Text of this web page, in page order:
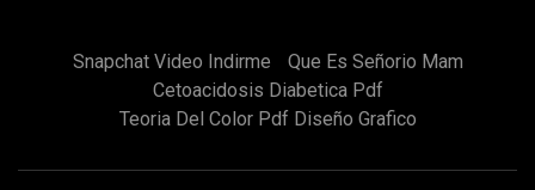
Snapchat Video Indirme
Que Es Señorio Mam
Cetoacidosis Diabetica Pdf
Teoria Del Color Pdf Diseño Grafico